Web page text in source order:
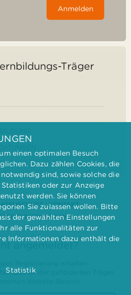
Anmelden
Träger
KONTAKT
angemeldet?
Registrierung erhalten
der geförderten Träger
einen optimalen Besuch
Dazu zählen Cookies, die
sind, sowie solche die
oder zur Anzeige
werden. Sie können
Sie zulassen wollen. Bitte
der gewählten Einstellungen
alle Funktionalitäten zur
Informationen dazu enthält die
Statistik